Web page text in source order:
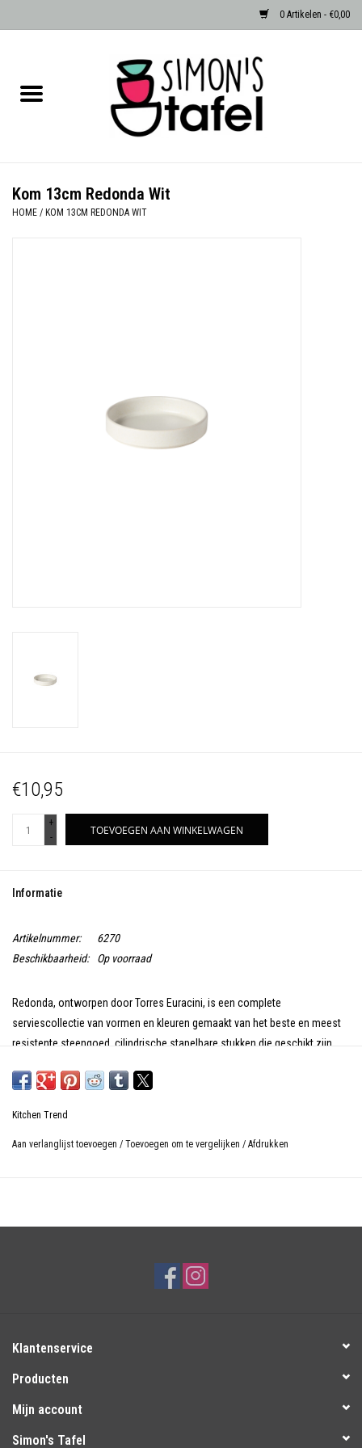
0 Artikelen - €0,00
Albast waxinehouders van Zenza
Kom 13cm Redonda Wit
HOME / KOM 13CM REDONDA WIT
€10,95
+
-
TOEVOEGEN AAN WINKELWAGEN
Informatie
Artikelnummer:
6270
Beschikbaarheid:
Op voorraad
Redonda, ontworpen door Torres Euracini, is een complete
serviescollectie van vormen en kleuren gemaakt van het beste en meest
resistente steengoed, cilindrische stapelbare stukken die geschikt zijn
Kitchen Trend
Aan verlanglijst toevoegen / Toevoegen om te vergelijken / Afdrukken
Klantenservice
Producten
Mijn account
Simon's Tafel